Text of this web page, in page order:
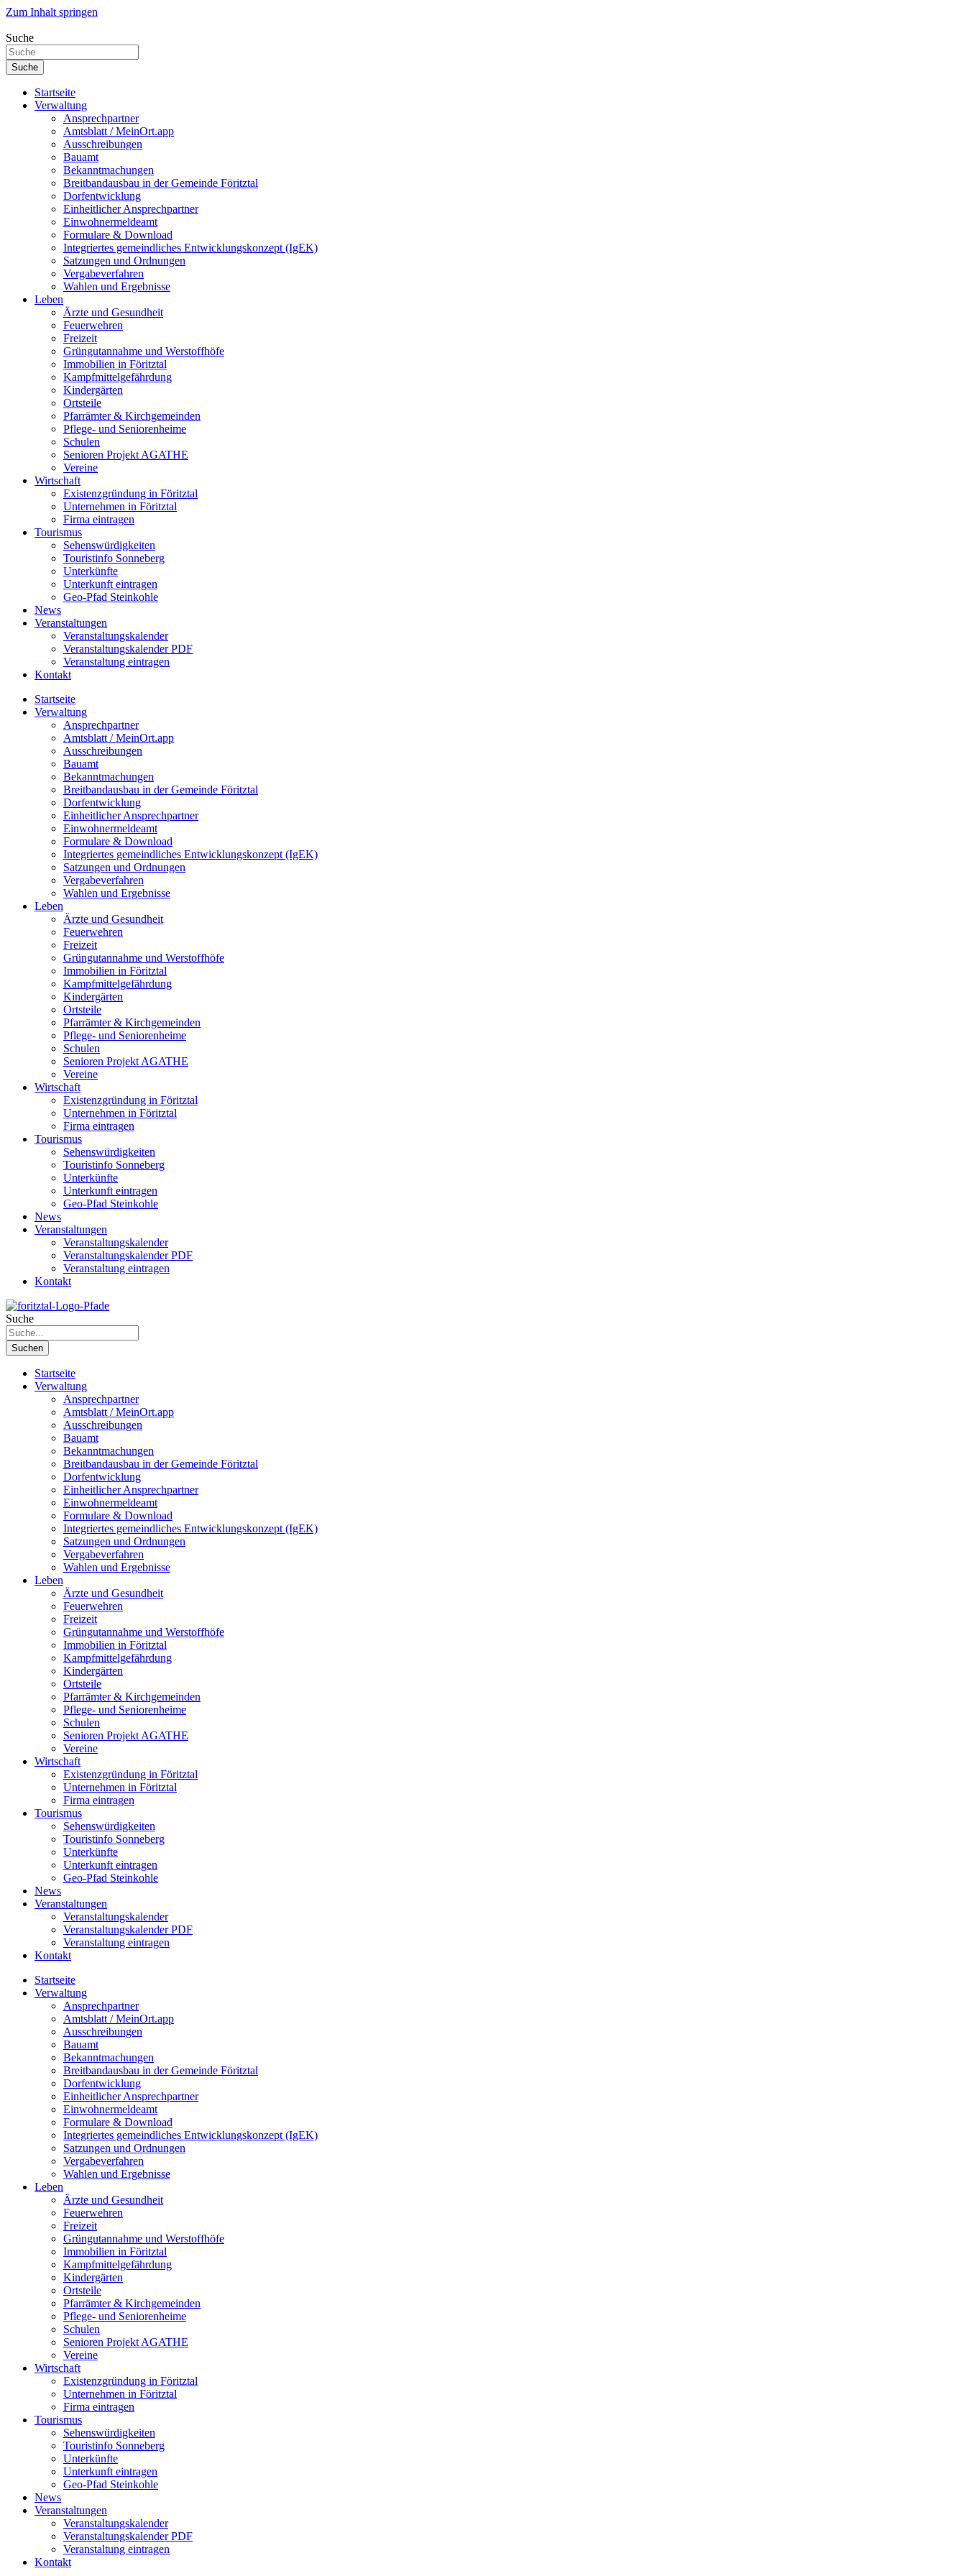
Zum Inhalt springen
Suche
Suche
Startseite
Verwaltung
Ansprechpartner
Amtsblatt / MeinOrt.app
Ausschreibungen
Bauamt
Bekanntmachungen
Breitbandausbau in der Gemeinde Föritztal
Dorfentwicklung
Einheitlicher Ansprechpartner
Einwohnermeldeamt
Formulare & Download
Integriertes gemeindliches Entwicklungskonzept (IgEK)
Satzungen und Ordnungen
Vergabeverfahren
Wahlen und Ergebnisse
Leben
Ärzte und Gesundheit
Feuerwehren
Freizeit
Grüngutannahme und Werstoffhöfe
Immobilien in Föritztal
Kampfmittelgefährdung
Kindergärten
Ortsteile
Pfarrämter & Kirchgemeinden
Pflege- und Seniorenheime
Schulen
Senioren Projekt AGATHE
Vereine
Wirtschaft
Existenzgründung in Föritztal
Unternehmen in Föritztal
Firma eintragen
Tourismus
Sehenswürdigkeiten
Touristinfo Sonneberg
Unterkünfte
Unterkunft eintragen
Geo-Pfad Steinkohle
News
Veranstaltungen
Veranstaltungskalender
Veranstaltungskalender PDF
Veranstaltung eintragen
Kontakt
Startseite
Verwaltung
Ansprechpartner
Amtsblatt / MeinOrt.app
Ausschreibungen
Bauamt
Bekanntmachungen
Breitbandausbau in der Gemeinde Föritztal
Dorfentwicklung
Einheitlicher Ansprechpartner
Einwohnermeldeamt
Formulare & Download
Integriertes gemeindliches Entwicklungskonzept (IgEK)
Satzungen und Ordnungen
Vergabeverfahren
Wahlen und Ergebnisse
Leben
Ärzte und Gesundheit
Feuerwehren
Freizeit
Grüngutannahme und Werstoffhöfe
Immobilien in Föritztal
Kampfmittelgefährdung
Kindergärten
Ortsteile
Pfarrämter & Kirchgemeinden
Pflege- und Seniorenheime
Schulen
Senioren Projekt AGATHE
Vereine
Wirtschaft
Existenzgründung in Föritztal
Unternehmen in Föritztal
Firma eintragen
Tourismus
Sehenswürdigkeiten
Touristinfo Sonneberg
Unterkünfte
Unterkunft eintragen
Geo-Pfad Steinkohle
News
Veranstaltungen
Veranstaltungskalender
Veranstaltungskalender PDF
Veranstaltung eintragen
Kontakt
Suche
Suchen
Startseite
Verwaltung
Ansprechpartner
Amtsblatt / MeinOrt.app
Ausschreibungen
Bauamt
Bekanntmachungen
Breitbandausbau in der Gemeinde Föritztal
Dorfentwicklung
Einheitlicher Ansprechpartner
Einwohnermeldeamt
Formulare & Download
Integriertes gemeindliches Entwicklungskonzept (IgEK)
Satzungen und Ordnungen
Vergabeverfahren
Wahlen und Ergebnisse
Leben
Ärzte und Gesundheit
Feuerwehren
Freizeit
Grüngutannahme und Werstoffhöfe
Immobilien in Föritztal
Kampfmittelgefährdung
Kindergärten
Ortsteile
Pfarrämter & Kirchgemeinden
Pflege- und Seniorenheime
Schulen
Senioren Projekt AGATHE
Vereine
Wirtschaft
Existenzgründung in Föritztal
Unternehmen in Föritztal
Firma eintragen
Tourismus
Sehenswürdigkeiten
Touristinfo Sonneberg
Unterkünfte
Unterkunft eintragen
Geo-Pfad Steinkohle
News
Veranstaltungen
Veranstaltungskalender
Veranstaltungskalender PDF
Veranstaltung eintragen
Kontakt
Startseite
Verwaltung
Ansprechpartner
Amtsblatt / MeinOrt.app
Ausschreibungen
Bauamt
Bekanntmachungen
Breitbandausbau in der Gemeinde Föritztal
Dorfentwicklung
Einheitlicher Ansprechpartner
Einwohnermeldeamt
Formulare & Download
Integriertes gemeindliches Entwicklungskonzept (IgEK)
Satzungen und Ordnungen
Vergabeverfahren
Wahlen und Ergebnisse
Leben
Ärzte und Gesundheit
Feuerwehren
Freizeit
Grüngutannahme und Werstoffhöfe
Immobilien in Föritztal
Kampfmittelgefährdung
Kindergärten
Ortsteile
Pfarrämter & Kirchgemeinden
Pflege- und Seniorenheime
Schulen
Senioren Projekt AGATHE
Vereine
Wirtschaft
Existenzgründung in Föritztal
Unternehmen in Föritztal
Firma eintragen
Tourismus
Sehenswürdigkeiten
Touristinfo Sonneberg
Unterkünfte
Unterkunft eintragen
Geo-Pfad Steinkohle
News
Veranstaltungen
Veranstaltungskalender
Veranstaltungskalender PDF
Veranstaltung eintragen
Kontakt